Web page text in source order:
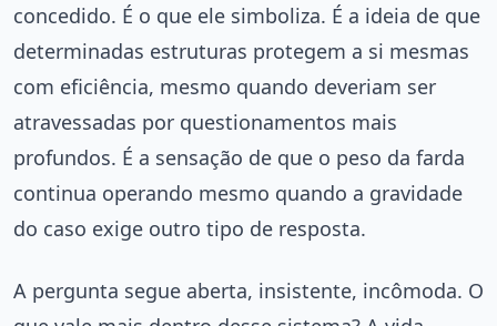
concedido. É o que ele simboliza. É a ideia de que
determinadas estruturas protegem a si mesmas
com eficiência, mesmo quando deveriam ser
atravessadas por questionamentos mais
profundos. É a sensação de que o peso da farda
continua operando mesmo quando a gravidade
do caso exige outro tipo de resposta.
A pergunta segue aberta, insistente, incômoda. O